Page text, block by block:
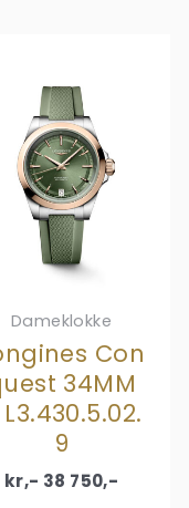
Dameklokke
Con
34MM
9
kr,- 38 750,-